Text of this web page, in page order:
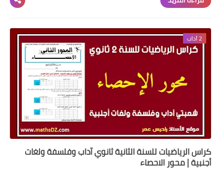
2 آداب
كراس الرياضيات للسنة الثانية ثانوي آداب وفلسفة ولغات
أجنبية | محور الاحصاء